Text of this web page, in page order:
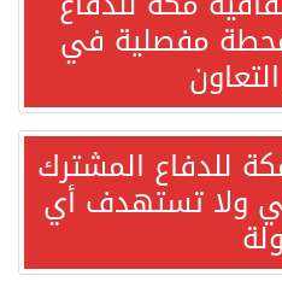
قفزة عالمية جديدة لتخصصات «الإعلام» بالأكاديمية العربية هيئة AQAS الألمانية تمنح برامج الإعلام بالأكاديمية العربية الاعتماد غير المشروط وفق المعايير الأوروبية..
وزير الخارجية السعودي: جميع إجراءات إسرائيل الأحادية في أراضي فلسطين باطلة
مفصلية في
للدفاع المشترك
ولا تستهدف أي